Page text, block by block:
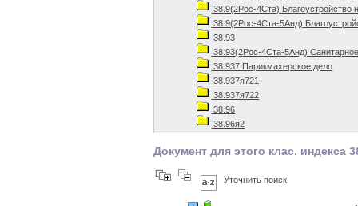
38.9(2Рос-4Ста) Благоустройство
38.9(2Рос-4Ста-5Анд)
38.93
38.93(2Рос-4Ста-5Анд)
38.937 Парикмахерское дело
38.937я721
38.937я722
38.96
38.96я2
Документ для этого клас. индекса
Уточнить поиск